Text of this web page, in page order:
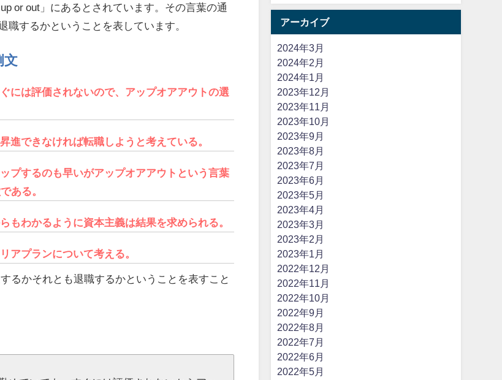
or out」にあるとされています。その言葉の通
職するかということを表しています。
文
には評価されないので、アップオアアウトの選
進できなければ転職しようと考えている。
プするのも早いがアップオアアウトという言葉
ある。
もわかるように資本主義は結果を求められる。
アプランについて考える。
るかそれとも退職するかということを表すこと
アーカイブ
2024年3月
2024年2月
2024年1月
2023年12月
2023年11月
2023年10月
2023年9月
2023年8月
2023年7月
2023年6月
2023年5月
2023年4月
2023年3月
2023年2月
2023年1月
2022年12月
2022年11月
2022年10月
2022年9月
2022年8月
2022年7月
2022年6月
2022年5月